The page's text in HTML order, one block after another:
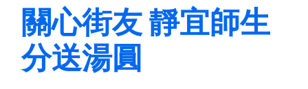
關心街友 靜宜師生
分送湯圓